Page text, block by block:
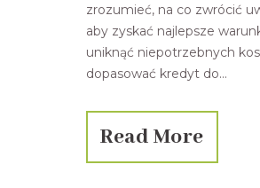
zrozumieć, na co zwrócić
aby zyskać najlepsze
uniknąć niepotrzebnych
dopasować kredyt do...
Read More